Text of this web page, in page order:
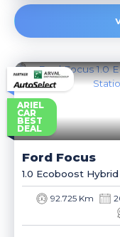
ARIEL
CAR
BEST
DEAL
Ford Focus
1.0 Ecoboost
92.725 Km